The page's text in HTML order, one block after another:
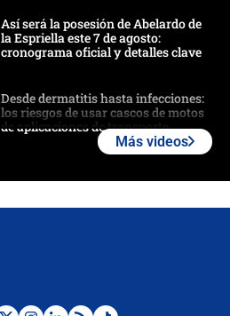
Así será la posesión de Abelardo de
la Espriella este 7 de agosto:
cronograma oficial y detalles clave
Desde dermatitis hasta infecciones:
los riesgos de usar cascos de motos
de aplicaciones de transporte
Más videos